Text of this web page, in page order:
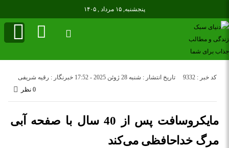
پنجشنبه, ۱۵ مرداد , ۱۴۰۵
تاریخ انتشار : شنبه 28 ژوئن 2025 - 17:52 خبرنگار : رقیه شریفی
کد خبر : 9332
0 نظر
مایکروسافت پس از 40 سال با صفحه آبی
مرگ خداحافظی می‌کند